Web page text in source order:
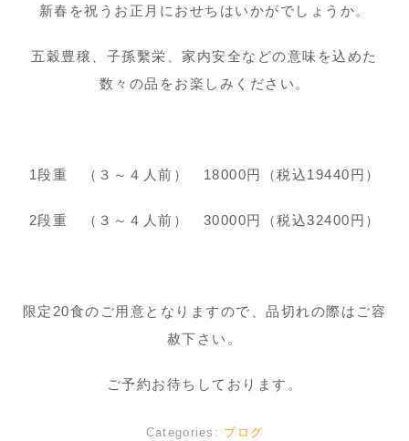
新春を祝うお正月におせちはいかがでしょうか。
五穀豊穣、子孫繫栄、家内安全などの意味を込めた
数々の品をお楽しみください。
1段重 （３～４人前） 18000円（税込19440円）
2段重 （３～４人前） 30000円（税込32400円）
限定20食のご用意となりますので、品切れの際はご容
赦下さい。
ご予約お待ちしております。
Categories: ブログ